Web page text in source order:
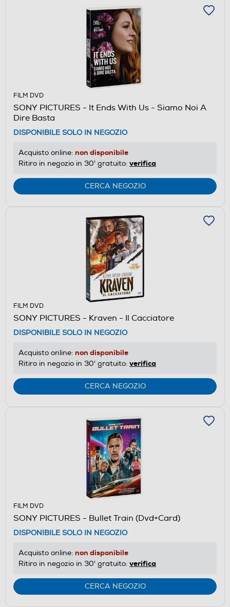
FILM DVD
SONY PICTURES - It Ends With Us - Siamo Noi A
Dire Basta
DISPONIBILE SOLO IN NEGOZIO
Acquisto online: non disponibile
Ritiro in negozio in 30' gratuito: verifica
CERCA NEGOZIO
FILM DVD
SONY PICTURES - Kraven - Il Cacciatore
DISPONIBILE SOLO IN NEGOZIO
Acquisto online: non disponibile
Ritiro in negozio in 30' gratuito: verifica
CERCA NEGOZIO
FILM DVD
SONY PICTURES - Bullet Train (Dvd+Card)
DISPONIBILE SOLO IN NEGOZIO
Acquisto online: non disponibile
Ritiro in negozio in 30' gratuito: verifica
CERCA NEGOZIO